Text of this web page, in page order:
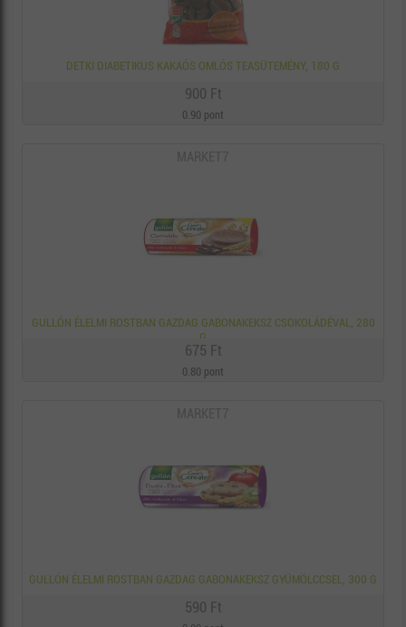
DETKI DIABETIKUS KAKAÓS OMLÓS TEASÜTEMÉNY, 180 G
900 Ft
0.90 pont
GULLÓN ÉLELMI ROSTBAN GAZDAG GABONAKEKSZ CSOKOLÁDÉVAL, 280
G
675 Ft
0.80 pont
GULLÓN ÉLELMI ROSTBAN GAZDAG GABONAKEKSZ GYÜMÖLCCSEL, 300 G
590 Ft